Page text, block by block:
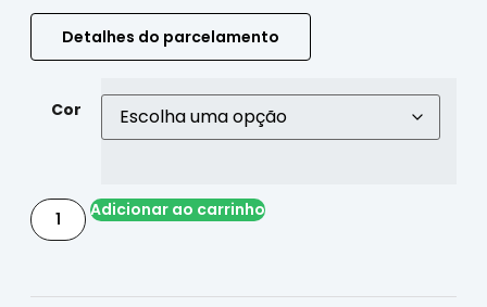
Detalhes do parcelamento
Cor
Adicionar ao carrinho